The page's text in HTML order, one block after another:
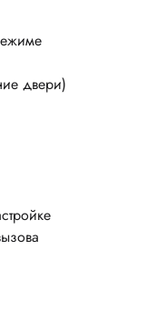
двери)